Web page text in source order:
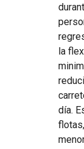
la
día.